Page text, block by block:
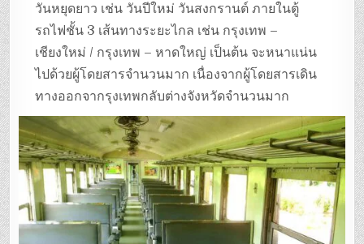
วันหยุดยาว เช่น วันปีใหม่ วันสงกรานต์ ภายในตู้
รถไฟชั้น 3 เส้นทางระยะไกล เช่น กรุงเทพ –
เชียงใหม่ / กรุงเทพ – หาดใหญ่ เป็นต้น จะหนาแน่น
ไปด้วยผู้โดยสารจำนวนมาก เนื่องจากผู้โดยสารเดิน
ทางออกจากรุงเทพกลับต่างจังหวัดจำนวนมาก